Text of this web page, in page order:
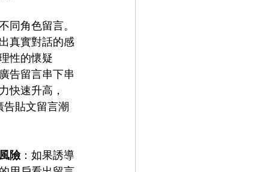
同角色留言。
真實對話的感
性的懷疑
告留言串下串
快速升高，
告貼文留言潮
險：如果誘導